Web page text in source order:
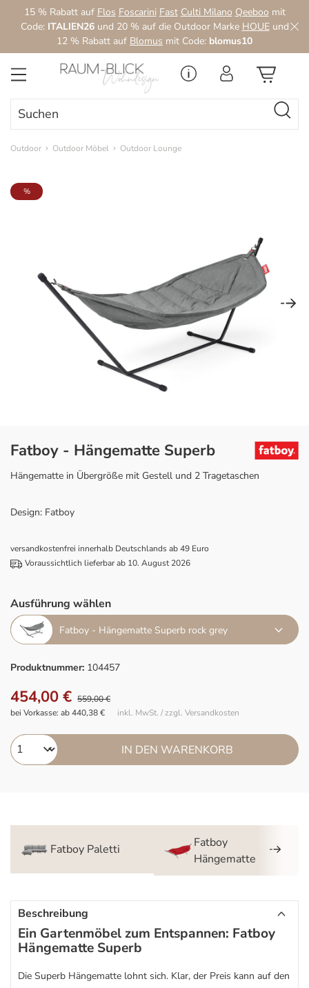
Zum Hauptinhalt springen
15 % Rabatt auf Flos Foscarini Fast Culti Milano Qeeboo mit
Code: ITALIEN26und 20 % auf die Outdoor Marke HOUEund
12 % Rabatt auf Blomus mit Code: blomus10
Outdoor Outdoor Möbel Outdoor Lounge
Bildergalerie überspringen
%
Fatboy - Hängematte Superb
Hängematte in Übergröße mit Gestell und 2 Tragetaschen
Design: Fatboy
versandkostenfrei innerhalb Deutschlands ab 49 Euro
Voraussichtlich lieferbar ab 10. August 2026
Ausführung wählen
Fatboy - Hängematte Superb rock grey
Produktnummer: 104457
454,00 € 559,00 €
inkl. MwSt. / zzgl. Versandkosten
bei Vorkasse: ab 440,38 €
IN DEN WARENKORB
Fatboy Paletti
Fatboy
Hängematte
Beschreibung
Ein Gartenmöbel zum Entspannen: Fatboy
Hängematte Superb
Die Superb Hängematte lohnt sich. Klar, der Preis kann auf den